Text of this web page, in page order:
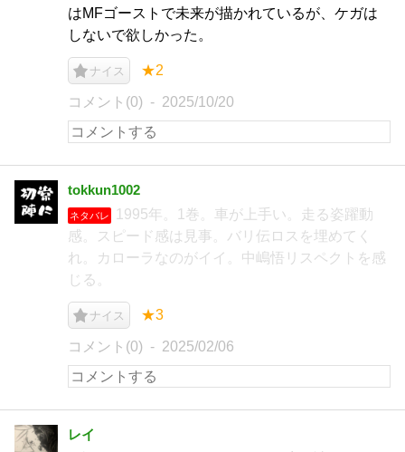
はMFゴーストで未来が描かれているが、ケガは
しないで欲しかった。
ナイス ★2
コメント(0) 2025/10/20
tokkun1002
ネタバレ
1995年。1巻。車が上手い。走る姿躍動
感。スピード感は見事。バリ伝ロスを埋めてく
れ。カローラなのがイイ。中嶋悟リスペクトを感
じる。
ナイス ★3
コメント(0) 2025/02/06
レイ